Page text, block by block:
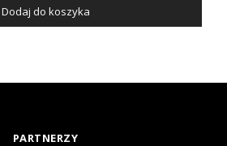
Dodaj do koszyka
PARTNERZY